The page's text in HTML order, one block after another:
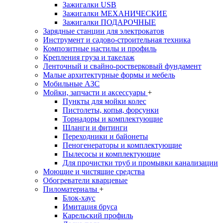
Зажигалки USB
Зажигалки МЕХАНИЧЕСКИЕ
Зажигалки ПОДАРОЧНЫЕ
Зарядные станции для электрокатов
Инструмент и садово-строительная техника
Композитные настилы и профиль
Крепления груза и такелаж
Ленточный и свайно-ростверковый фундамент
Малые архитектурные формы и мебель
Мобильные АЗС
Мойки, запчасти и аксессуары +
Пункты для мойки колес
Пистолеты, копья, форсунки
Торнадоры и комплектующие
Шланги и фитинги
Переходники и байонеты
Пеногенераторы и комплектующие
Пылесосы и комплектующие
Для прочистки труб и промывки канализации
Моющие и чистящие средства
Обогреватели кварцевые
Пиломатериалы +
Блок-хаус
Имитация бруса
Карельский профиль